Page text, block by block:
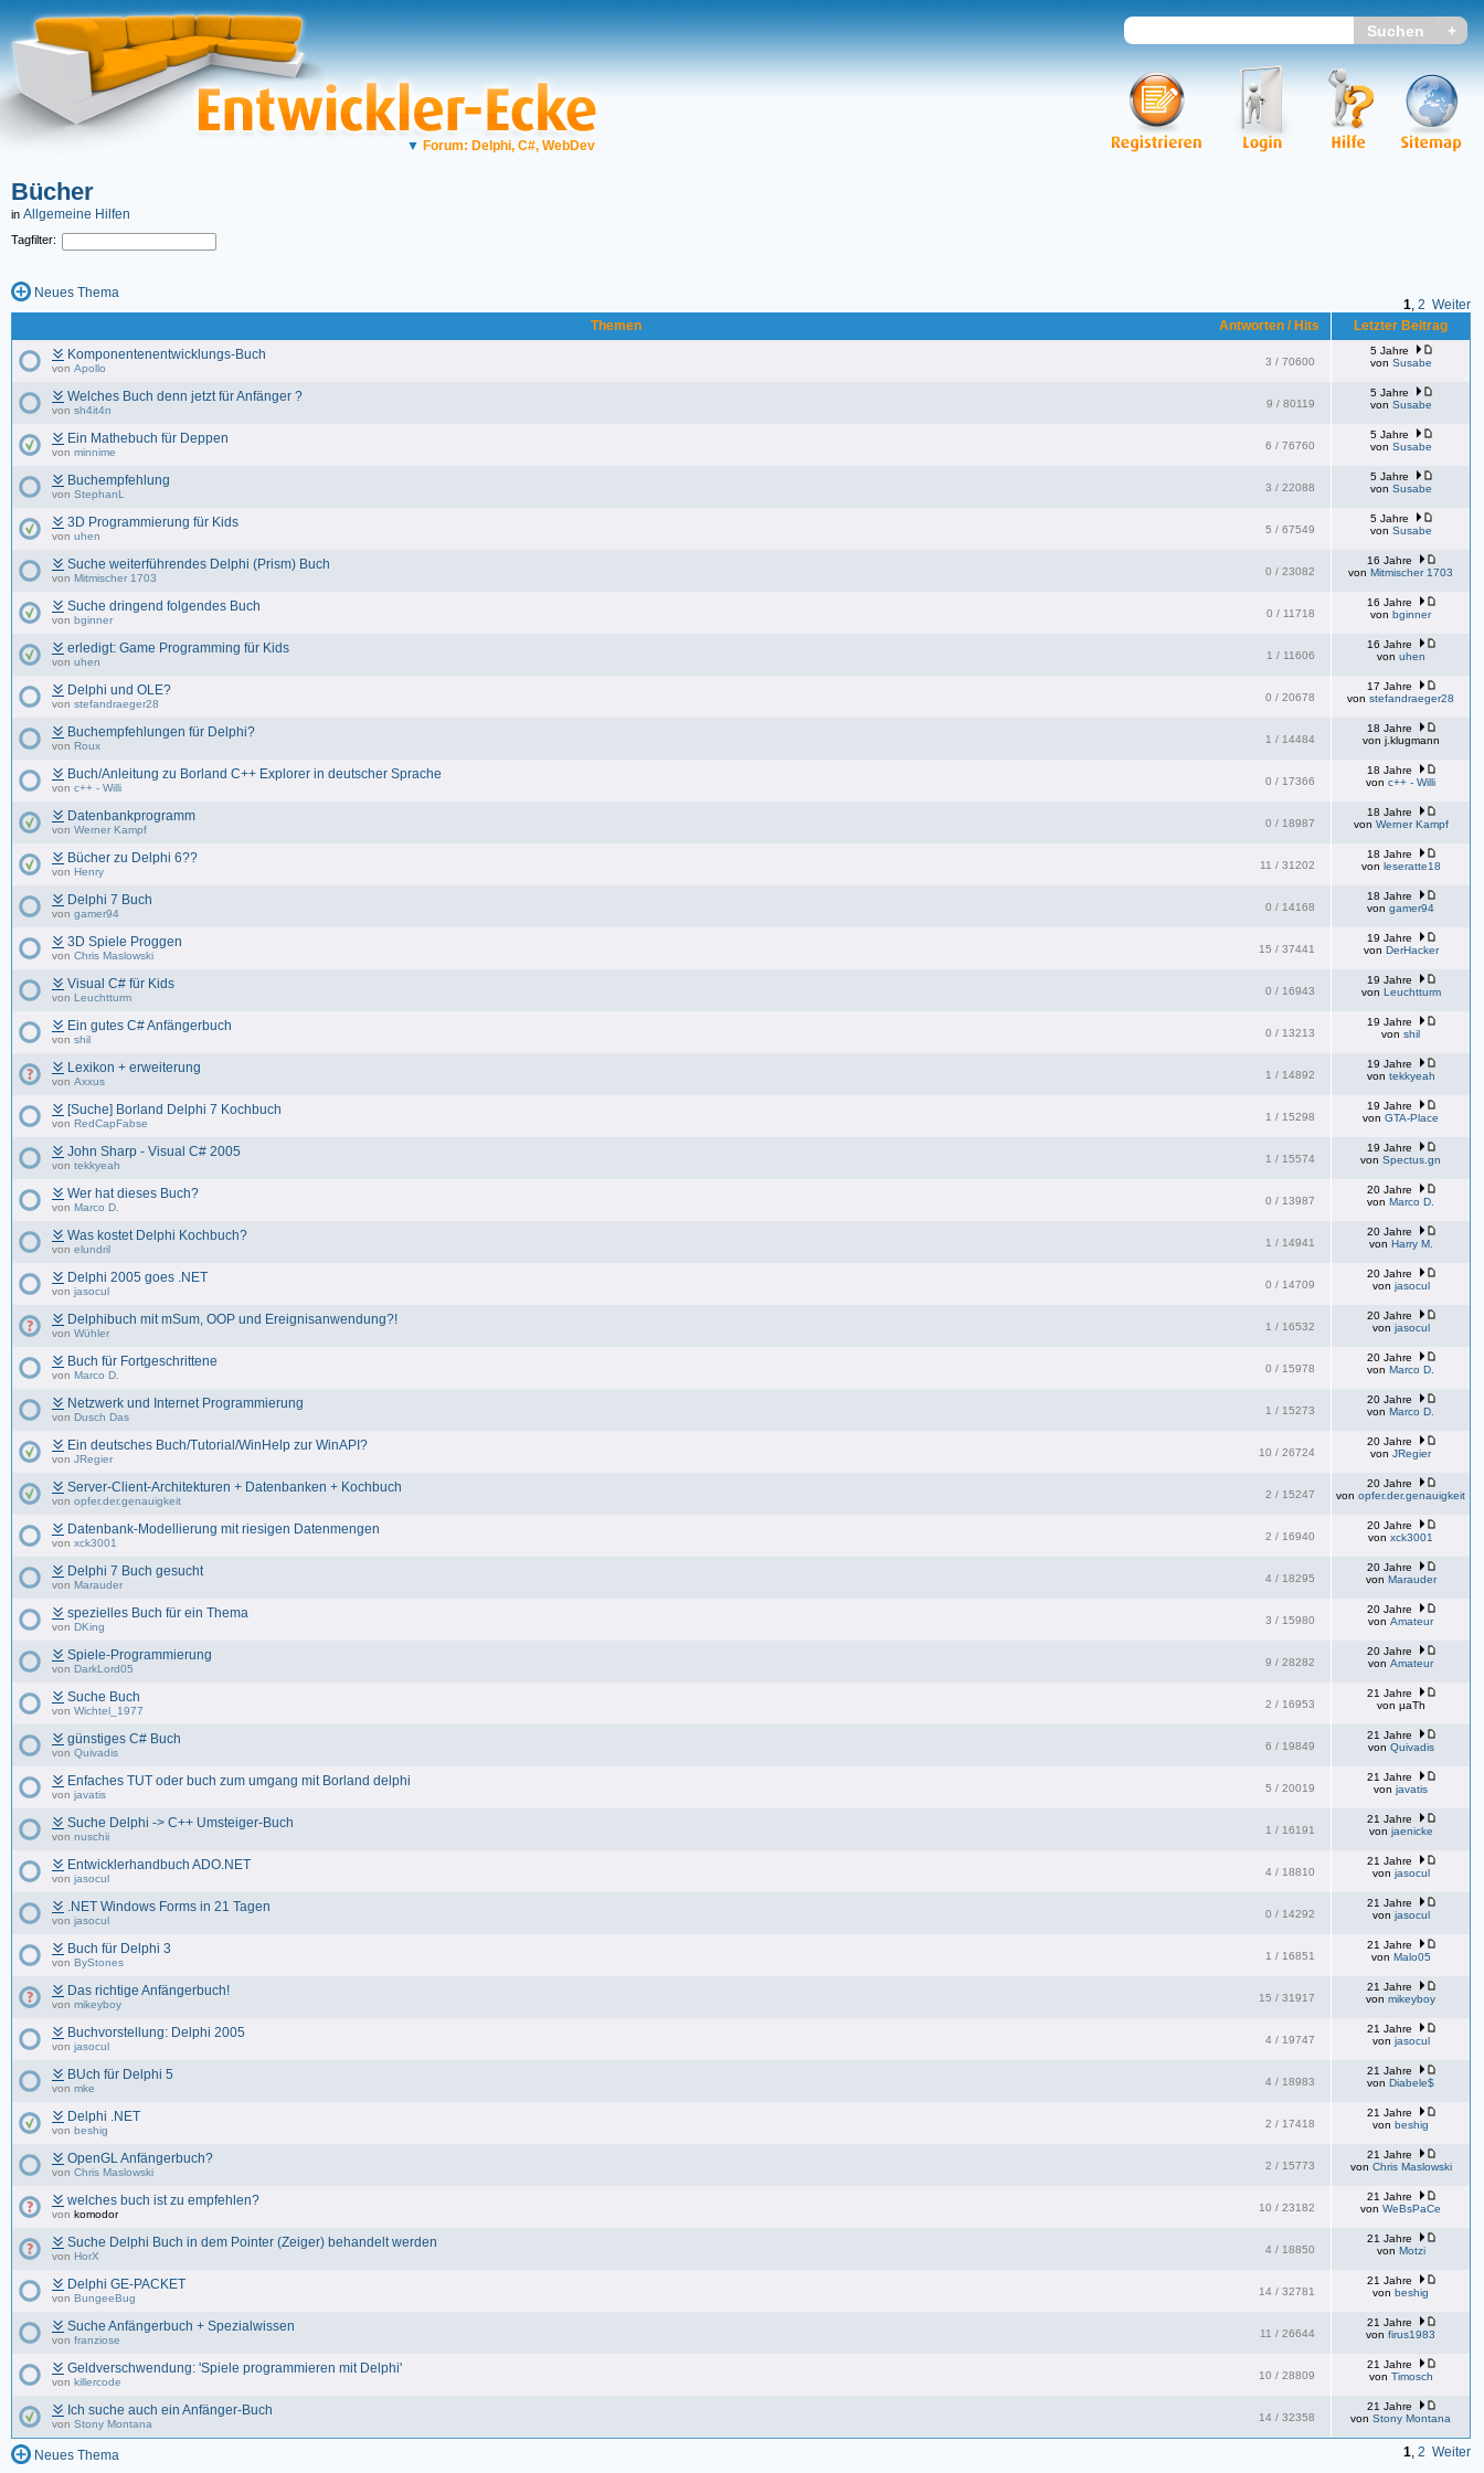
▼ Forum: Delphi, C#, WebDev
Bücher
in Allgemeine Hilfen
Tagfilter:
1, 2 Weiter
Neues Thema
Antworten / Hits
Themen Letzter Beitrag
3 / 70600
Komponentenentwicklungs-Buch
von Apollo
5 Jahre
von Susabe
9 / 80119
Welches Buch denn jetzt für Anfänger ?
von sh4it4n
5 Jahre
von Susabe
6 / 76760
Ein Mathebuch für Deppen
von minnime
5 Jahre
von Susabe
3 / 22088
Buchempfehlung
von StephanL
5 Jahre
von Susabe
5 / 67549
3D Programmierung für Kids
von uhen
5 Jahre
von Susabe
0 / 23082
Suche weiterführendes Delphi (Prism) Buch
von Mitmischer 1703
16 Jahre
von Mitmischer 1703
0 / 11718
Suche dringend folgendes Buch
von bginner
16 Jahre
von bginner
1 / 11606
erledigt: Game Programming für Kids
von uhen
16 Jahre
von uhen
0 / 20678
Delphi und OLE?
von stefandraeger28
17 Jahre
von stefandraeger28
1 / 14484
Buchempfehlungen für Delphi?
von Roux
18 Jahre
von j.klugmann
0 / 17366
Buch/Anleitung zu Borland C++ Explorer in deutscher Sprache
von c++ - Willi
18 Jahre
von c++ - Willi
0 / 18987
Datenbankprogramm
von Werner Kampf
18 Jahre
von Werner Kampf
11 / 31202
Bücher zu Delphi 6??
von Henry
18 Jahre
von leseratte18
0 / 14168
Delphi 7 Buch
von gamer94
18 Jahre
von gamer94
15 / 37441
3D Spiele Proggen
von Chris Maslowski
19 Jahre
von DerHacker
0 / 16943
Visual C# für Kids
von Leuchtturm
19 Jahre
von Leuchtturm
0 / 13213
Ein gutes C# Anfängerbuch
von shil
19 Jahre
von shil
1 / 14892
Lexikon + erweiterung
von Axxus
19 Jahre
von tekkyeah
1 / 15298
[Suche] Borland Delphi 7 Kochbuch
von RedCapFabse
19 Jahre
von GTA-Place
1 / 15574
John Sharp - Visual C# 2005
von tekkyeah
19 Jahre
von Spectus.gn
0 / 13987
Wer hat dieses Buch?
von Marco D.
20 Jahre
von Marco D.
1 / 14941
Was kostet Delphi Kochbuch?
von elundril
20 Jahre
von Harry M.
0 / 14709
Delphi 2005 goes .NET
von jasocul
20 Jahre
von jasocul
1 / 16532
Delphibuch mit mSum, OOP und Ereignisanwendung?!
von Wühler
20 Jahre
von jasocul
0 / 15978
Buch für Fortgeschrittene
von Marco D.
20 Jahre
von Marco D.
1 / 15273
Netzwerk und Internet Programmierung
von Dusch Das
20 Jahre
von Marco D.
10 / 26724
Ein deutsches Buch/Tutorial/WinHelp zur WinAPI?
von JRegier
20 Jahre
von JRegier
2 / 15247
Server-Client-Architekturen + Datenbanken + Kochbuch
von opfer.der.genauigkeit
20 Jahre
von opfer.der.genauigkeit
2 / 16940
Datenbank-Modellierung mit riesigen Datenmengen
von xck3001
20 Jahre
von xck3001
4 / 18295
Delphi 7 Buch gesucht
von Marauder
20 Jahre
von Marauder
3 / 15980
spezielles Buch für ein Thema
von DKing
20 Jahre
von Amateur
9 / 28282
Spiele-Programmierung
von DarkLord05
20 Jahre
von Amateur
2 / 16953
Suche Buch
von Wichtel_1977
21 Jahre
von µaTh
6 / 19849
günstiges C# Buch
von Quivadis
21 Jahre
von Quivadis
5 / 20019
Enfaches TUT oder buch zum umgang mit Borland delphi
von javatis
21 Jahre
von javatis
1 / 16191
Suche Delphi -> C++ Umsteiger-Buch
von nuschii
21 Jahre
von jaenicke
4 / 18810
Entwicklerhandbuch ADO.NET
von jasocul
21 Jahre
von jasocul
0 / 14292
.NET Windows Forms in 21 Tagen
von jasocul
21 Jahre
von jasocul
1 / 16851
Buch für Delphi 3
von ByStones
21 Jahre
von Malo05
15 / 31917
Das richtige Anfängerbuch!
von mikeyboy
21 Jahre
von mikeyboy
4 / 19747
Buchvorstellung: Delphi 2005
von jasocul
21 Jahre
von jasocul
4 / 18983
BUch für Delphi 5
von mke
21 Jahre
von Diabele$
2 / 17418
Delphi .NET
von beshig
21 Jahre
von beshig
2 / 15773
OpenGL Anfängerbuch?
von Chris Maslowski
21 Jahre
von Chris Maslowski
10 / 23182
welches buch ist zu empfehlen?
von komodor
21 Jahre
von WeBsPaCe
4 / 18850
Suche Delphi Buch in dem Pointer (Zeiger) behandelt werden
von HorX
21 Jahre
von Motzi
14 / 32781
Delphi GE-PACKET
von BungeeBug
21 Jahre
von beshig
11 / 26644
Suche Anfängerbuch + Spezialwissen
von franziose
21 Jahre
von firus1983
10 / 28809
Geldverschwendung: 'Spiele programmieren mit Delphi'
von killercode
21 Jahre
von Timosch
14 / 32358
Ich suche auch ein Anfänger-Buch
von Stony Montana
21 Jahre
von Stony Montana
1, 2 Weiter
Neues Thema